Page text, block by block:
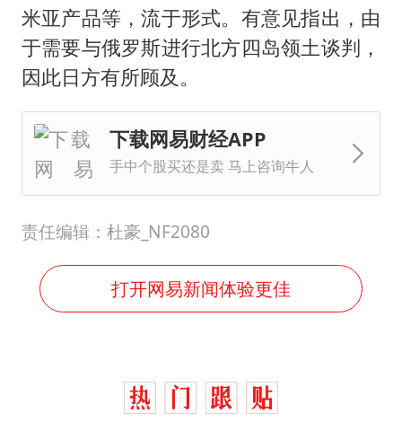
米亚产品等，流于形式。有意见指出，由
于需要与俄罗斯进行北方四岛领土谈判，
因此日方有所顾及。
下载网易财经APP
手中个股买还是卖 马上咨询牛人
责任编辑：杜豪_NF2080
打开网易新闻体验更佳